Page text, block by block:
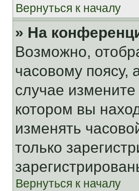
Вернуться к началу
» На
Возможно,
часовому поясу,
случае
котором вы
изменять
только
Вернуться к началу